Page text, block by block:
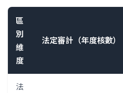
區
別
維
度
法定審計（年度核數）
法